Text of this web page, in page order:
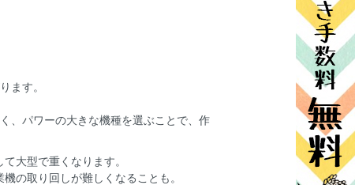
ます。
、パワーの大きな機種を選ぶことで、作
大型で重くなります。
の取り回しが難しくなることも。